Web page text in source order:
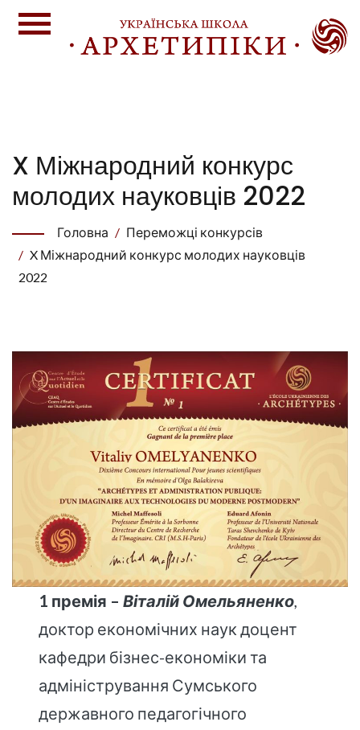
X Міжнародний конкурс
молодих науковців 2022
Головна
Переможці конкурсів
X Міжнародний конкурс молодих науковців
2022
1 премія –Віталій Омельяненко,
доктор економічних наук доцент
кафедри бізнес-економіки та
адміністрування Сумського
державного педагогічного